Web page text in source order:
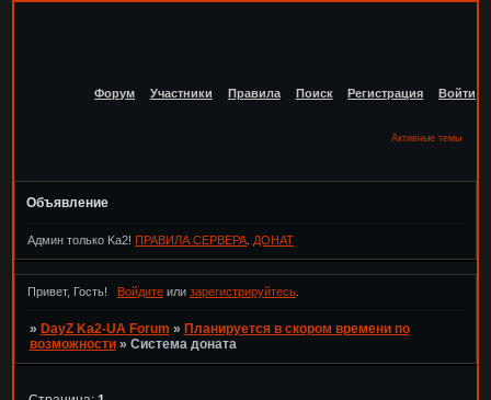
Форум Участники Правила Поиск Регистрация Войти
Активные темы
Объявление
Админ только Ka2! ПРАВИЛА СЕРВЕРА ДОНАТ
Привет, Гость! Войдитеили зарегистрируйтесь.
» DayZ Ka2-UA Forum » Планируется в скором времени по
возможности » Система доната